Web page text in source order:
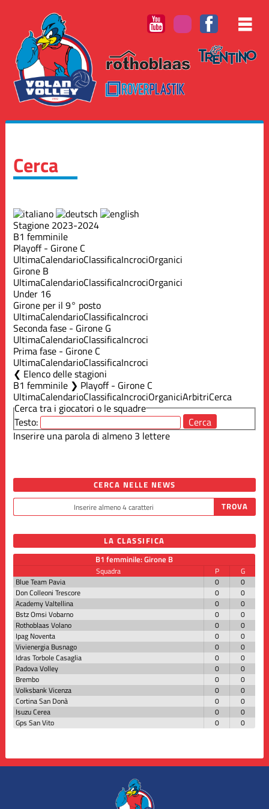
Cerca
Stagione 2023-2024
B1 femminile
Playoff - Girone C
UltimaCalendarioClassificaIncrociOrganici
Girone B
UltimaCalendarioClassificaIncrociOrganici
Under 16
Girone per il 9° posto
UltimaCalendarioClassificaIncroci
Seconda fase - Girone G
UltimaCalendarioClassificaIncroci
Prima fase - Girone C
UltimaCalendarioClassificaIncroci
Elenco delle stagioni
B1 femminile ❯ Playoff - Girone C
UltimaCalendarioClassificaIncrociOrganiciArbitriCerca
Cerca tra i giocatori o le squadre
Testo:
Inserire una parola di almeno 3 lettere
CERCA NELLE NEWS
LA CLASSIFICA
B1 femminile: Girone B
Squadra P
G
Blue Team Pavia
0
0
Don Colleoni Trescore
0
0
Academy Valtellina
0
0
Bstz Omsi Vobarno
0
0
Rothoblaas Volano
0
0
Ipag Noventa
0
0
Vivienergia Busnago
0
0
Idras Torbole Casaglia
0
0
Padova Volley
0
0
Brembo
0
0
Volksbank Vicenza
0
0
Cortina San Donà
0
0
Isuzu Cerea
0
0
Gps San Vito
0 0